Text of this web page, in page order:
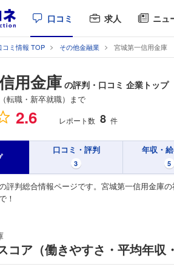
口コミ 求人 ニュ
コミ情報 TOP その他金融業 宮城第一信用金庫
用金庫 の評判・口コミ 企業トップ
転職・新卒就職）まで
2.6 レポート数 8 件
口コミ・評判
3
年収・
5
評判総合情報ページです。宮城第一信用金庫
！
コア（働きやすさ・平均年収